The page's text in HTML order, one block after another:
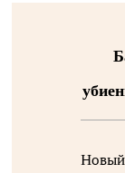
Новый